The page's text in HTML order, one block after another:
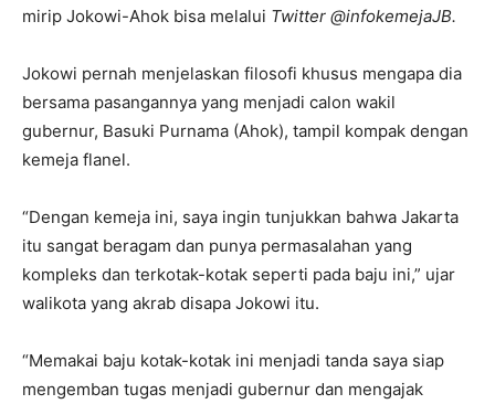
mirip Jokowi-Ahok bisa melalui Twitter @infokemejaJB.
Jokowi pernah menjelaskan filosofi khusus mengapa dia
bersama pasangannya yang menjadi calon wakil
gubernur, Basuki Purnama (Ahok), tampil kompak dengan
kemeja flanel.
“Dengan kemeja ini, saya ingin tunjukkan bahwa Jakarta
itu sangat beragam dan punya permasalahan yang
kompleks dan terkotak-kotak seperti pada baju ini,” ujar
walikota yang akrab disapa Jokowi itu.
“Memakai baju kotak-kotak ini menjadi tanda saya siap
mengemban tugas menjadi gubernur dan mengajak